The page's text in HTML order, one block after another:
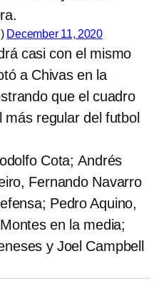
December 11, 2020
casi con el mismo
a Chivas en la
que el cuadro
más regular del futbol
Cota; Andrés
Fernando Navarro
Pedro Aquino,
en la media;
y Joel Campbell